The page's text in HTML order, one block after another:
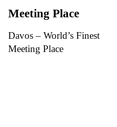
Meeting Place
Davos – World’s Finest
Meeting Place